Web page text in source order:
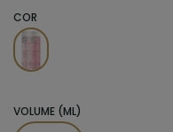
COR
VOLUME (ML)